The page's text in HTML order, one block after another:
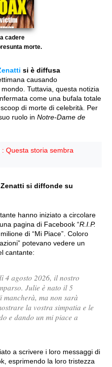
cadere
morte.
si è diffusa
causando
Tuttavia, questa notizia
come una bufala totale
di morte di celebrità. Per
ruolo in Notre-Dame de
Questa storia sembra
si diffonde su
hanno iniziato a circolare
pagina di Facebook “R.I.P.
di “Mi Piace”. Coloro
potevano vedere un
cantante:
4 agosto 2026, il nostro
Julie è nato il 5
ma non sarà
la vostra simpatia e le
e dando un mi piace a
a scrivere i loro messaggi di
esprimendo la loro tristezza